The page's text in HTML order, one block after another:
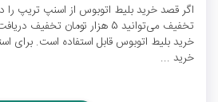
اگر قصد خرید بلیط اتوبوس از اسنپ تریپ را
تخفیف می‌توانید 5 هزار تومان
خرید بلیط اتوبوس قابل استفاده است. برای
خرید ...